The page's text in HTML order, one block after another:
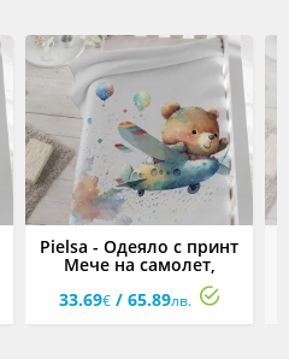
Pielsa - Одеяло с принт
Мече на самолет,
110х140 см, сиво, кутия
33.69€/ 65.89лв.